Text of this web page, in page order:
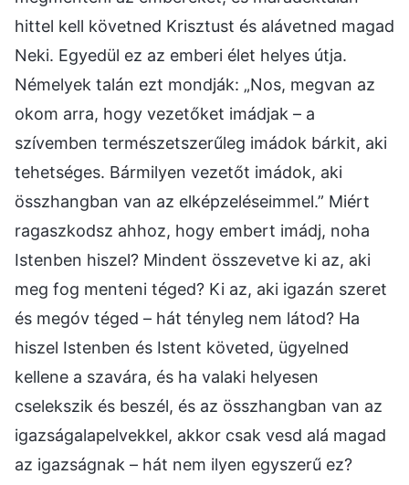
hittel kell követned Krisztust és alávetned magad
Neki. Egyedül ez az emberi élet helyes útja.
Némelyek talán ezt mondják: „Nos, megvan az
okom arra, hogy vezetőket imádjak – a
szívemben természetszerűleg imádok bárkit, aki
tehetséges. Bármilyen vezetőt imádok, aki
összhangban van az elképzeléseimmel.” Miért
ragaszkodsz ahhoz, hogy embert imádj, noha
Istenben hiszel? Mindent összevetve ki az, aki
meg fog menteni téged? Ki az, aki igazán szeret
és megóv téged – hát tényleg nem látod? Ha
hiszel Istenben és Istent követed, ügyelned
kellene a szavára, és ha valaki helyesen
cselekszik és beszél, és az összhangban van az
igazságalapelvekkel, akkor csak vesd alá magad
az igazságnak – hát nem ilyen egyszerű ez?